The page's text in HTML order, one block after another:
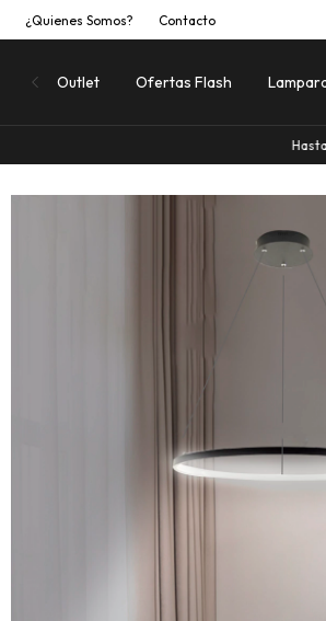
¿Quienes Somos? Contacto
Outlet Ofertas Flash
Hasta 20% Off En